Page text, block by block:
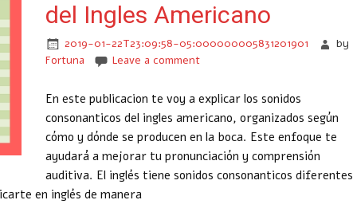
del Ingles Americano
2019-01-22T23:09:58-05:000000005831201901
by
Fortuna
Leave a comment
En este publicacion te voy a explicar los sonidos
consonanticos del ingles americano, organizados según
cómo y dónde se producen en la boca. Este enfoque te
ayudará a mejorar tu pronunciación y comprensión
auditiva. El inglés tiene sonidos consonanticos diferentes
en inglés de manera